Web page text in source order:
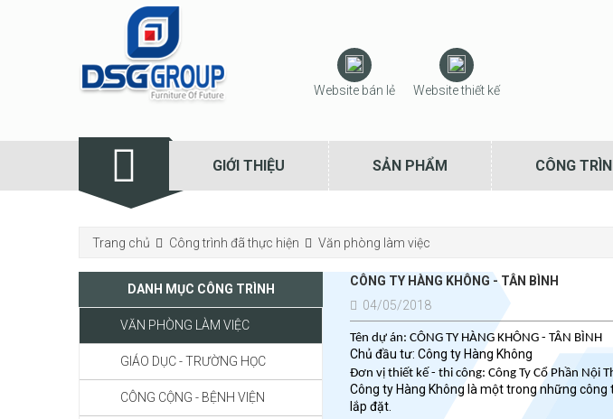
Website bán lẻ Website thiết kế
GIỚI THIỆU SẢN PHẨM CÔNG
Trang chủ Công trình đã thực hiện Văn phòng làm việc
CÔNG TY HÀNG KHÔNG - TÂN BÌNH
04/05/2018
lãnh đạo thăng tiến nhanh trong công việc. Tên dự án: CÔNG TY HÀNG KHÔNG - TÂN BÌNH
Chủ đầu tư: Công ty Hàng Không
Đơn vị thiết kế - thi công: Công Ty Cổ Phần Nội
Công ty Hàng Không là một trong những
lắp đặt.
DANH MỤC CÔNG TRÌNH
VĂN PHÒNG LÀM VIỆC
GIÁO DỤC - TRƯỜNG HỌC
CÔNG CỘNG - BỆNH VIỆN